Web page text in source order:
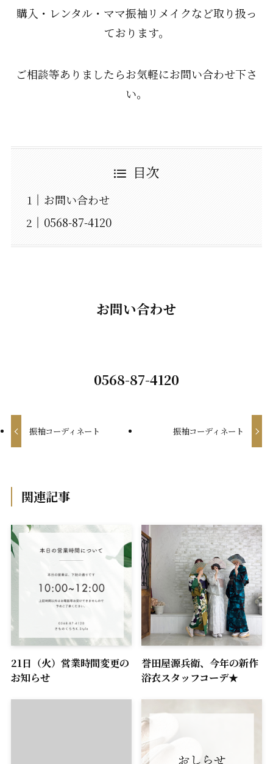
購入・レンタル・ママ振袖リメイクなど取り扱っ
ております。
ご相談等ありましたらお気軽にお問い合わせ下さ
い。
目次
お問い合わせ
0568-87-4120
お問い合わせ
0568-87-4120
振袖コーディネート 振袖コーディネート
関連記事
21日（火）営業時間変更の
お知らせ
誉田屋源兵衛、今年の新作
浴衣スタッフコーデ★